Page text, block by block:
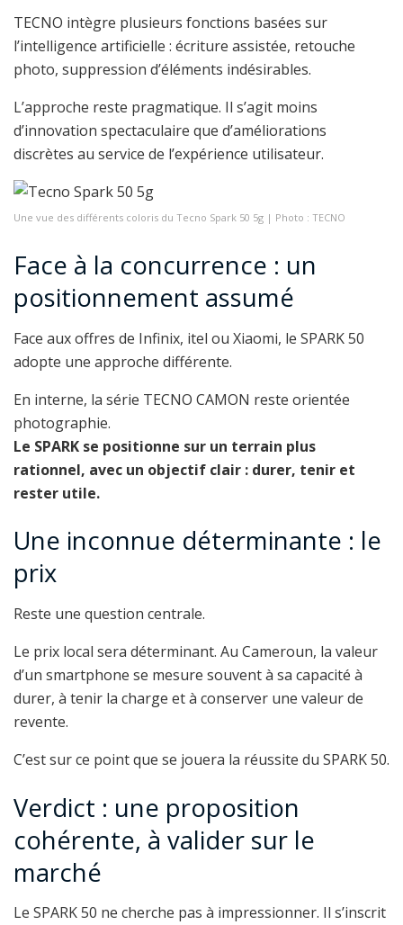
TECNO intègre plusieurs fonctions basées sur
l’intelligence artificielle : écriture assistée, retouche
photo, suppression d’éléments indésirables.
L’approche reste pragmatique. Il s’agit moins
d’innovation spectaculaire que d’améliorations
discrètes au service de l’expérience utilisateur.
Une vue des différents coloris du Tecno Spark 50 5g | Photo : TECNO
Face à la concurrence : un
positionnement assumé
Face aux offres de Infinix, itel ou Xiaomi, le SPARK 50
adopte une approche différente.
En interne, la série TECNO CAMON reste orientée
photographie.
Le SPARK se positionne sur un terrain plus
rationnel, avec un objectif clair : durer, tenir et
rester utile.
Une inconnue déterminante : le
prix
Reste une question centrale.
Le prix local sera déterminant. Au Cameroun, la valeur
d’un smartphone se mesure souvent à sa capacité à
durer, à tenir la charge et à conserver une valeur de
revente.
C’est sur ce point que se jouera la réussite du SPARK 50.
Verdict : une proposition
cohérente, à valider sur le
marché
Le SPARK 50 ne cherche pas à impressionner. Il s’inscrit